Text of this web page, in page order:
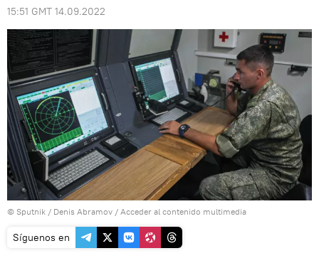
15:51 GMT 14.09.2022
© Sputnik / Denis Abramov / Acceder al contenido multimedia
Síguenos en